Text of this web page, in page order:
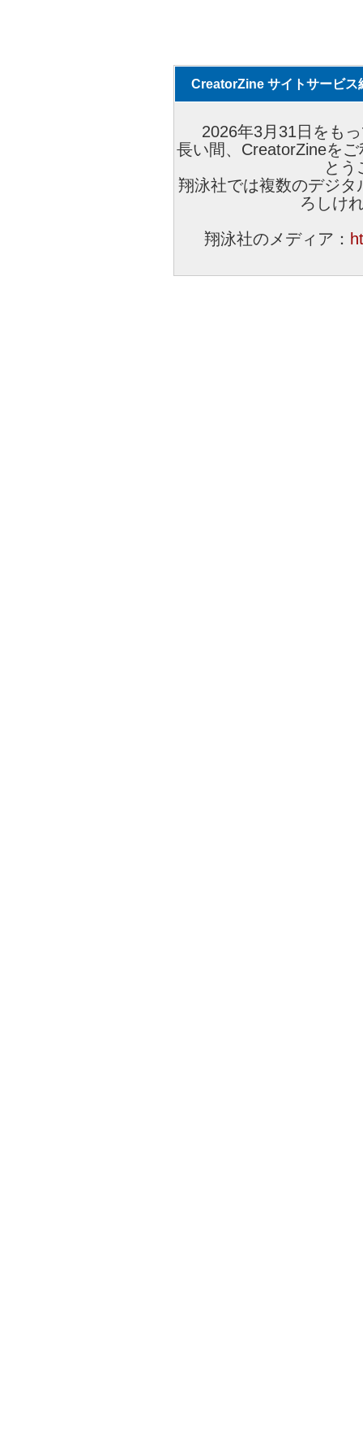
CreatorZine サイトサービス
2026年3月31日をも
長い間、CreatorZineを
とう
翔泳社では複数のデジ
ろしけ
翔泳社のメディア：